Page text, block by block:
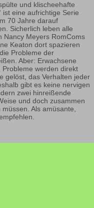
und klischeehafte
ist eine aufrichtige Serie
70 Jahre darauf
Sicherlich leben alle
Nancy Meyers RomComs
Keaton dort spazieren
Probleme der
Aber: Erwachsene
werden direkt
gelöst, das Verhalten jeder
gibt es keine nervigen
zwei hinreißende
und doch zusammen
Als amüsante,